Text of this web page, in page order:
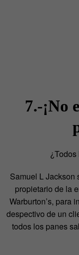
7.-¡No
Samuel L Jackson
propietario de la
Warburton’s, para
despectivo de un
todos los panes